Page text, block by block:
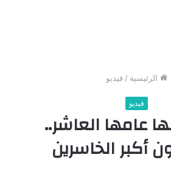
الرئيسية / فيديو
فيديو
عامها العاشر..
أكبر الخاسرين